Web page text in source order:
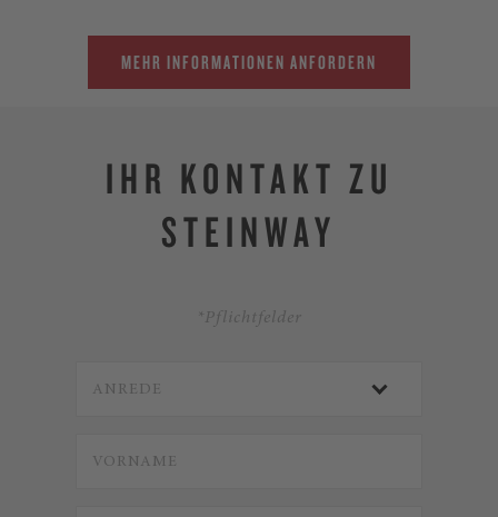
MEHR INFORMATIONEN ANFORDERN
IHR KONTAKT ZU
STEINWAY
*Pflichtfelder